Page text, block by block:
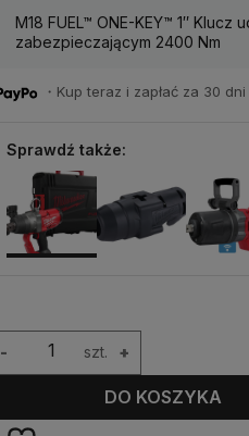
M18 FUEL™ ONE-KEY™ 1″
zabezpieczającym 2400 Nm
・Kup teraz i zapłać za 30 dni
Sprawdź także:
szt. +
-
DO KOSZYKA